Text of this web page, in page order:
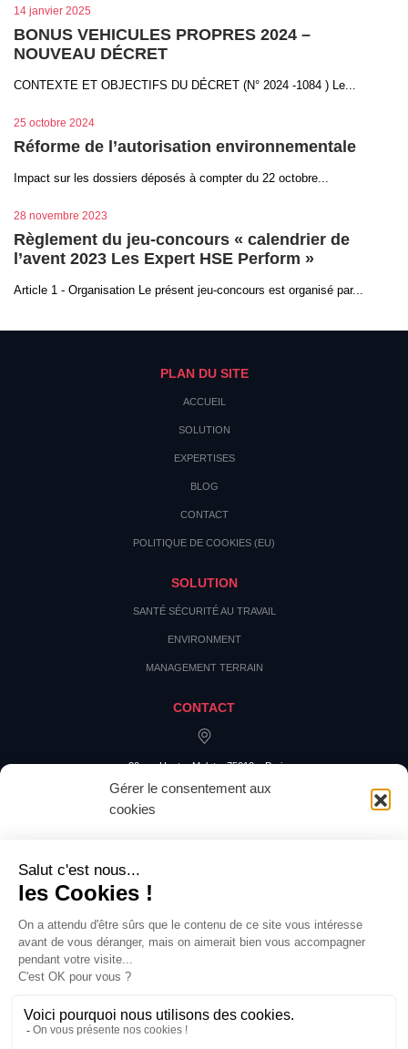
Gérer le consentement aux
cookies
telles que les cookies pour stocker et/ou accéder aux informations des
appareils. Le fait de consentir à ces technologies nous permettra de traiter
des données telles que le comportement de navigation ou les ID uniques
avoir un effet négatif sur certaines caractéristiques et fonctions.
Refuser
14 janvier 2025
BONUS VEHICULES PROPRES 2024 –
NOUVEAU DÉCRET
CONTEXTE ET OBJECTIFS DU DÉCRET (N° 2024 -1084 ) Le...
25 octobre 2024
Réforme de l’autorisation environnementale
Impact sur les dossiers déposés à compter du 22 octobre...
28 novembre 2023
Règlement du jeu-concours « calendrier de
l’avent 2023 Les Expert HSE Perform »
Article 1 - Organisation Le présent jeu-concours est organisé par...
PLAN DU SITE
ACCUEIL
SOLUTION
EXPERTISES
BLOG
CONTACT
POLITIQUE DE COOKIES (EU)
SOLUTION
SANTÉ SÉCURITÉ AU TRAVAIL
ENVIRONMENT
MANAGEMENT TERRAIN
CONTACT
20 rue Hector Malot – 75012 – Paris